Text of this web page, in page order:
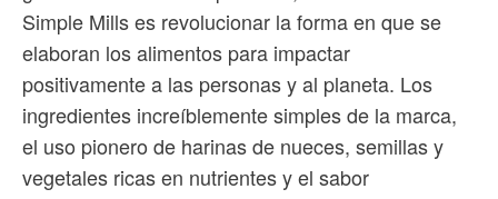
Simple Mills es revolucionar la forma en que se
elaboran los alimentos para impactar
positivamente a las personas y al planeta. Los
ingredientes increíblemente simples de la marca,
el uso pionero de harinas de nueces, semillas y
vegetales ricas en nutrientes y el sabor